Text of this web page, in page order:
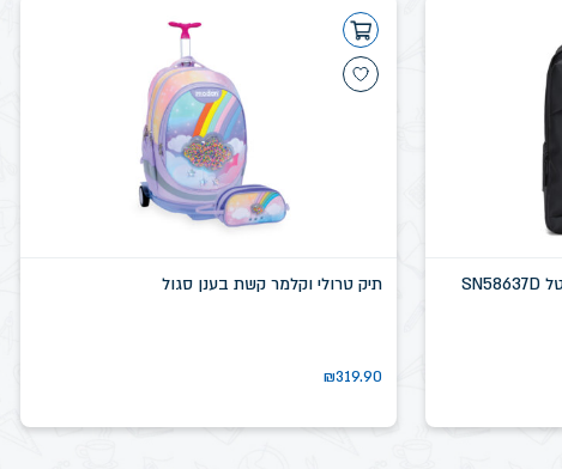
תיק טרולי וקלמר קשת בענן סגול
₪319.90